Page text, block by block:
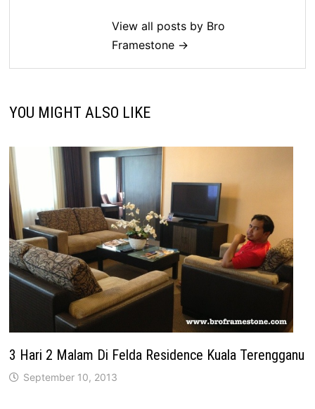
View all posts by Bro
Framestone →
YOU MIGHT ALSO LIKE
3 Hari 2 Malam Di Felda Residence Kuala Terengganu
September 10, 2013